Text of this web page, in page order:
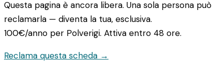
Questa pagina è ancora libera. Una sola persona può
reclamarla — diventa la tua, esclusiva.
100€/anno per Polverigi. Attiva entro 48 ore.
Reclama questa scheda →